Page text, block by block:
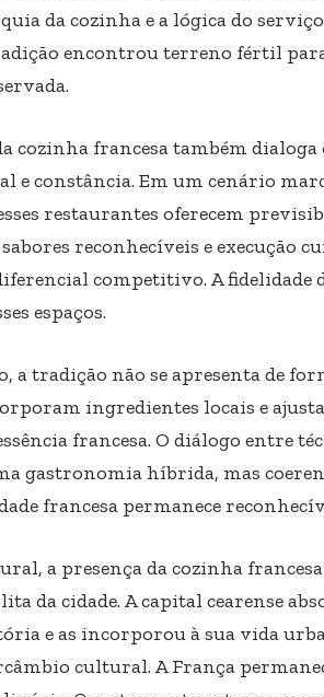
da cozinha e a lógica do serviço
encontrou terreno fértil
cozinha francesa também
e constância. Em um cenário
restaurantes oferecem
reconhecíveis e execução
competitivo. A fidelidade
espaços.
a tradição não se apresenta de
ingredientes locais e
francesa. O diálogo entre
gastronomia híbrida, mas
francesa permanece
a presença da cozinha
da cidade. A capital cearense
e as incorporou à sua vida
cultural. A França